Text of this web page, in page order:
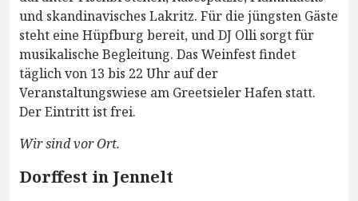
und skandinavisches Lakritz. Für die jüngsten Gäste
steht eine Hüpfburg bereit, und DJ Olli sorgt für
musikalische Begleitung. Das Weinfest findet
täglich von 13 bis 22 Uhr auf der
Veranstaltungswiese am Greetsieler Hafen statt.
Der Eintritt ist frei.
Wir sind vor Ort.
Dorffest in Jennelt